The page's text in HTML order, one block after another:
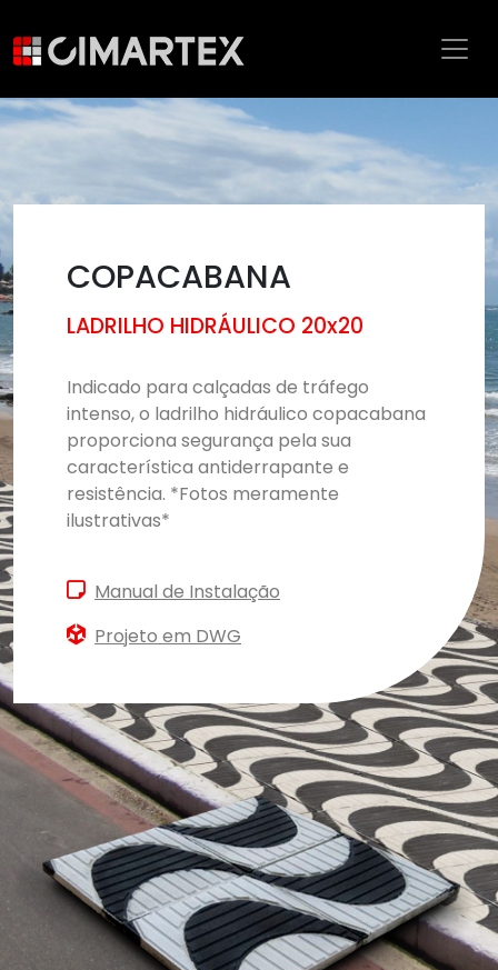
COPACABANA
LADRILHO HIDRÁULICO 20x20
Indicado para calçadas de tráfego
intenso, o ladrilho hidráulico copacabana
proporciona segurança pela sua
característica antiderrapante e
resistência. *Fotos meramente
ilustrativas*
Manual de Instalação
Projeto em DWG